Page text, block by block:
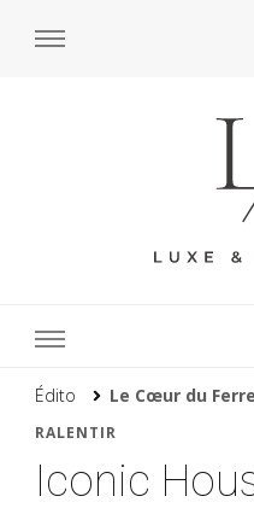
Édito Le Cœur du
RALENTIR
Iconic